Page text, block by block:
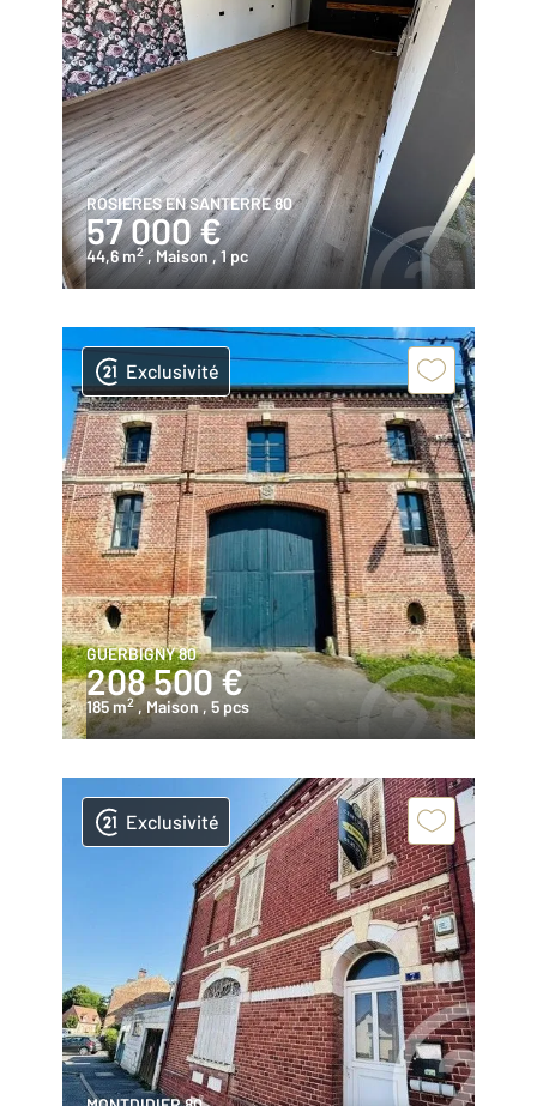
ROSIERES EN SANTERRE 80
57 000 €
44,6 m2 , Maison , 1 pc
Exclusivité
GUERBIGNY 80
208 500 €
185 m2 , Maison , 5 pcs
Exclusivité